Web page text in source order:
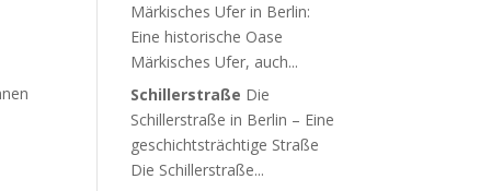
Märkisches Ufer in Berlin:
Eine historische Oase
Märkisches Ufer, auch...
Schillerstraße Die
Schillerstraße in Berlin – Eine
geschichtsträchtige Straße
Die Schillerstraße...